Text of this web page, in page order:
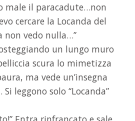
male il paracadute…non
cercare la Locanda del
non vedo nulla…”
un lungo muro
scura lo mimetizza
ma vede un’insegna
leggono solo “Locanda”